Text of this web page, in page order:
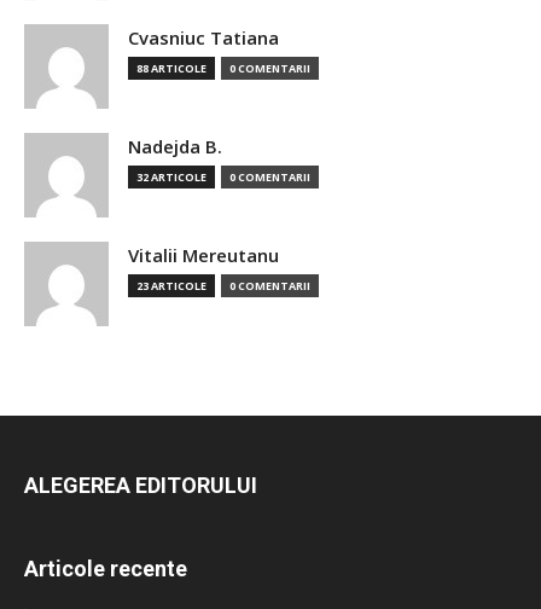
Cvasniuc Tatiana
88 ARTICOLE 0 COMENTARII
Nadejda B.
32 ARTICOLE 0 COMENTARII
Vitalii Mereutanu
23 ARTICOLE 0 COMENTARII
ALEGEREA EDITORULUI
Articole recente